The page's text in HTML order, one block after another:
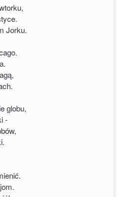
Jorku.
globu,
-